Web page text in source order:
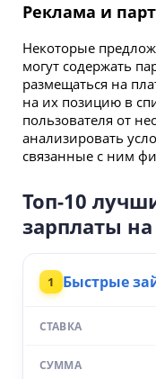
Реклама и
Некоторые
могут содержать
размещаться на
на их позицию в
пользователя от
анализировать
связанные с ним
Топ-10
зарплаты на
МФО
1 Быстрые